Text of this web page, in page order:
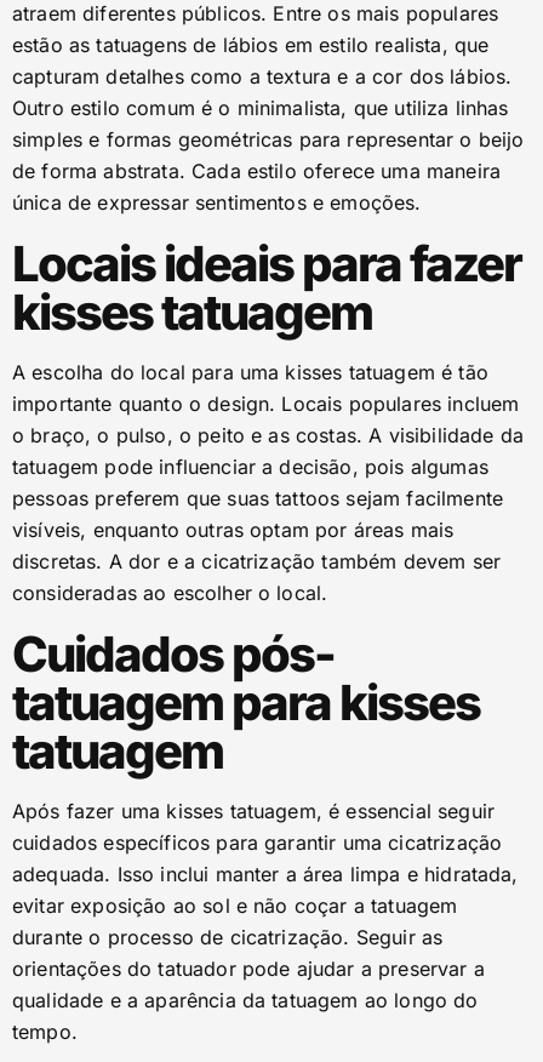
atraem diferentes públicos. Entre os mais populares
estão as tatuagens de lábios em estilo realista, que
capturam detalhes como a textura e a cor dos lábios.
Outro estilo comum é o minimalista, que utiliza linhas
simples e formas geométricas para representar o beijo
de forma abstrata. Cada estilo oferece uma maneira
única de expressar sentimentos e emoções.
Locais ideais para fazer
kisses tatuagem
A escolha do local para uma kisses tatuagem é tão
importante quanto o design. Locais populares incluem
o braço, o pulso, o peito e as costas. A visibilidade da
tatuagem pode influenciar a decisão, pois algumas
pessoas preferem que suas tattoos sejam facilmente
visíveis, enquanto outras optam por áreas mais
discretas. A dor e a cicatrização também devem ser
consideradas ao escolher o local.
Cuidados pós-
tatuagem para kisses
tatuagem
Após fazer uma kisses tatuagem, é essencial seguir
cuidados específicos para garantir uma cicatrização
adequada. Isso inclui manter a área limpa e hidratada,
evitar exposição ao sol e não coçar a tatuagem
durante o processo de cicatrização. Seguir as
orientações do tatuador pode ajudar a preservar a
qualidade e a aparência da tatuagem ao longo do
tempo.